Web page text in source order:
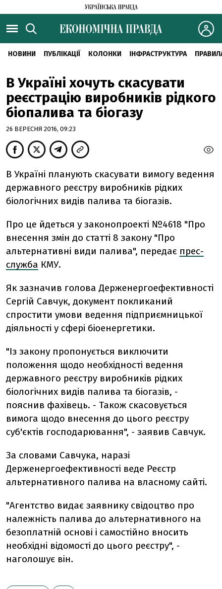
НОВИНИ ПУБЛІКАЦІЇ КОЛОНКИ ІНФРАСТРУКТУРА
В Україні хочуть скасувати
реєстрацію виробників рідкого
біопалива та біогазу
26 ВЕРЕСНЯ 2016, 09:23
В Україні планують скасувати вимогу ведення
державного реєстру виробників рідких
біологічних видів палива та біогазів.
Про це йдеться у законопроекті №4618 "Про
внесення змін до статті 8 закону "Про
альтернативні види палива", передає прес-
служба КМУ.
Як зазначив голова Держенергоефективності
Сергій Савчук, документ покликаний
спростити умови ведення підприємницької
діяльності у сфері біоенергетики.
"Із закону пропонується виключити
положення щодо необхідності ведення
державного реєстру виробників рідких
біологічних видів палива та біогазів, -
пояснив фахівець. - Також скасовується
вимога щодо внесення до цього реєстру
суб'єктів господарювання", - заявив Савчук.
За словами Савчука, наразі
Держенергоефективності веде Реєстр
альтернативного палива на власному сайті.
"Агентство видає заявнику свідоцтво про
належність палива до альтернативного на
безоплатній основі і самостійно вносить
необхідні відомості до цього реєстру", -
наголошує він.